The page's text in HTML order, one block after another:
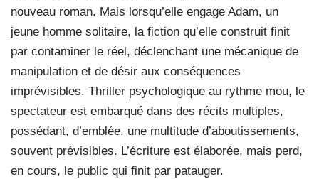
nouveau roman. Mais lorsqu’elle engage Adam, un
jeune homme solitaire, la fiction qu’elle construit finit
par contaminer le réel, déclenchant une mécanique de
manipulation et de désir aux conséquences
imprévisibles. Thriller psychologique au rythme mou, le
spectateur est embarqué dans des récits multiples,
possédant, d’emblée, une multitude d’aboutissements,
souvent prévisibles. L’écriture est élaborée, mais perd,
en cours, le public qui finit par patauger.